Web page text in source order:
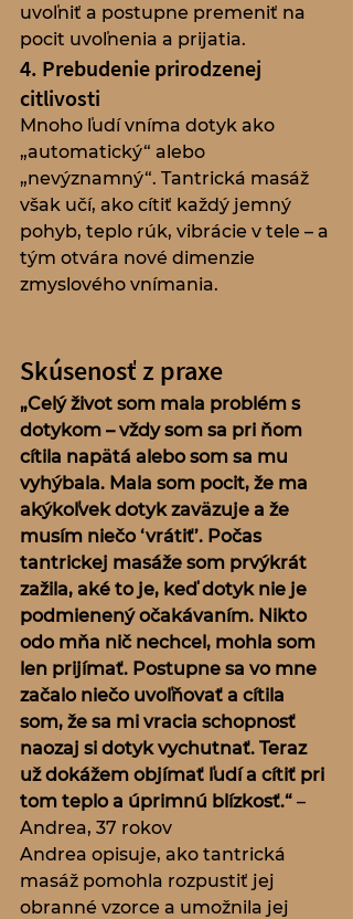
uvoľniť a postupne premeniť na
pocit uvoľnenia a prijatia.
4. Prebudenie prirodzenej
citlivosti
Mnoho ľudí vníma dotyk ako
„automatický“ alebo
„nevýznamný“. Tantrická masáž
však učí, ako cítiť každý jemný
pohyb, teplo rúk, vibrácie v tele – a
tým otvára nové dimenzie
zmyslového vnímania.
Skúsenosť z praxe
„Celý život som mala problém s
dotykom – vždy som sa pri ňom
cítila napätá alebo som sa mu
vyhýbala. Mala som pocit, že ma
akýkoľvek dotyk zaväzuje a že
musím niečo ‘vrátiť’. Počas
tantrickej masáže som prvýkrát
zažila, aké to je, keď dotyk nie je
podmienený očakávaním. Nikto
odo mňa nič nechcel, mohla som
len prijímať. Postupne sa vo mne
začalo niečo uvoľňovať a cítila
som, že sa mi vracia schopnosť
naozaj si dotyk vychutnať. Teraz
už dokážem objímať ľudí a cítiť pri
tom teplo a úprimnú blízkosť.“ –
Andrea, 37 rokov
Andrea opisuje, ako tantrická
masáž pomohla rozpustiť jej
obranné vzorce a umožnila jej